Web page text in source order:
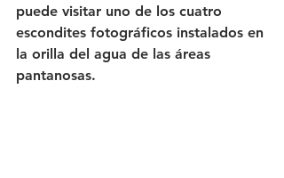
puede visitar uno de los cuatro
escondites fotográficos instalados en
la orilla del agua de las áreas
pantanosas.